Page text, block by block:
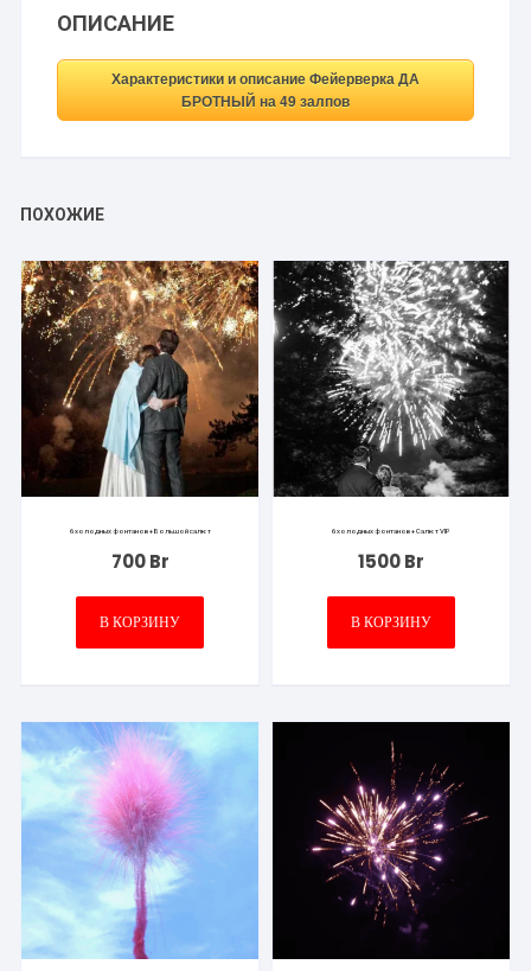
ОПИСАНИЕ
Характеристики и описание Фейерверка ДА
БРОТНЫЙ на 49 залпов
ПОХОЖИЕ
6 холодных фонтанов + Большой салют
700Br
В КОРЗИНУ
6 холодных фонтанов + Салют VIP
1500Br
В КОРЗИНУ